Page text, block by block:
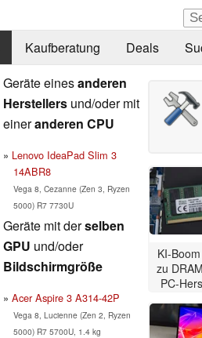
Kaufberatung Deals
Geräte einesanderen
Herstellers und/oder mit
eineranderen CPU
Lenovo IdeaPad Slim 3
14ABR8
Vega 8, Cezanne (Zen 3, Ryzen
5000) R7 7730U
Geräte mit derselben
GPU und/oder
Bildschirmgröße
Acer Aspire 3 A314-42P
Vega 8, Lucienne (Zen 2, Ryzen
5000) R7 5700U, 1.4 kg
KI-
zu
PC-